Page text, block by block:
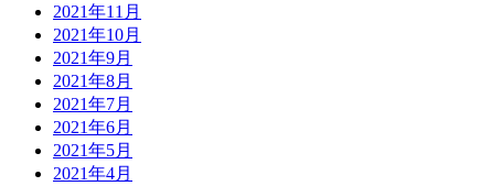
2021年11月
2021年10月
2021年9月
2021年8月
2021年7月
2021年6月
2021年5月
2021年4月